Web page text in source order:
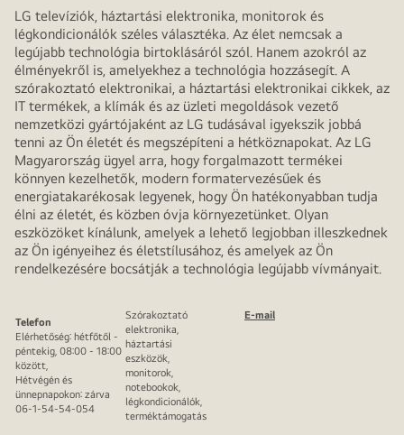
LG televíziók, háztartási elektronika, monitorok és
légkondicionálók széles választéka. Az élet nemcsak a
legújabb technológia birtoklásáról szól. Hanem azokról az
élményekről is, amelyekhez a technológia hozzásegít. A
szórakoztató elektronikai, a háztartási elektronikai cikkek, az
IT termékek, a klímák és az üzleti megoldások vezető
nemzetközi gyártójaként az LG tudásával igyekszik jobbá
tenni az Ön életét és megszépíteni a hétköznapokat. Az LG
Magyarország ügyel arra, hogy forgalmazott termékei
könnyen kezelhetők, modern formatervezésűek és
energiatakarékosak legyenek, hogy Ön hatékonyabban tudja
élni az életét, és közben óvja környezetünket. Olyan
eszközöket kínálunk, amelyek a lehető legjobban illeszkednek
az Ön igényeihez és életstílusához, és amelyek az Ön
rendelkezésére bocsátják a technológia legújabb vívmányait.
Telefon
Elérhetőség: hétfőtől -
péntekig, 08:00 - 18:00
között,
Hétvégén és
ünnepnapokon: zárva
06-1-54-54-054
Szórakoztató
elektronika,
háztartási
eszközök,
monitorok,
notebookok,
légkondicionálók,
terméktámogatás
E-mail